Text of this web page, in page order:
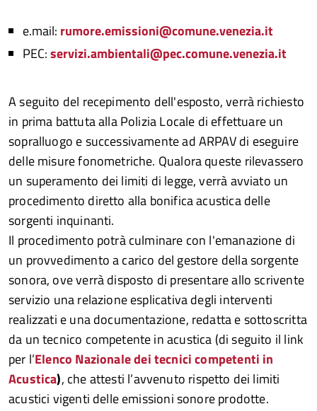
e.mail: rumore.emissioni@comune.venezia.it
PEC:servizi.ambientali@pec.comune.venezia.it
A seguito del recepimento dell'esposto, verrà richiesto
in prima battuta alla Polizia Locale di effettuare un
sopralluogo e successivamente ad ARPAV di eseguire
delle misure fonometriche. Qualora queste rilevassero
un superamento dei limiti di legge, verrà avviato un
procedimento diretto alla bonifica acustica delle
sorgenti inquinanti.
Il procedimento potrà culminare con l'emanazione di
un provvedimento a carico del gestore della sorgente
sonora, ove verrà disposto di presentare allo scrivente
servizio una relazione esplicativa degli interventi
realizzati e una documentazione, redatta e sottoscritta
da un tecnico competente in acustica (di seguito il link
per l’Elenco Nazionale dei tecnici competenti in
Acustica), che attesti l’avvenuto rispetto dei limiti
acustici vigenti delle emissioni sonore prodotte.